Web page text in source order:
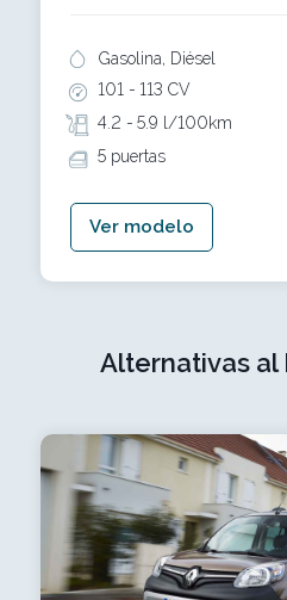
Gasolina, Diésel
101 - 113 CV
4.2 - 5.9 l/100km
5 puertas
Ver modelo
Alternativas al